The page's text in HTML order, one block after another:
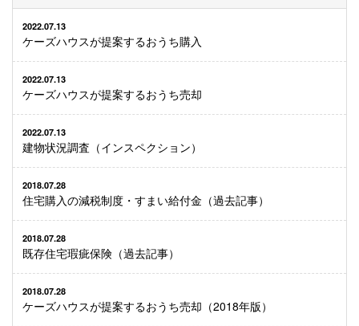
2022.07.13
ケーズハウスが提案するおうち購入
2022.07.13
ケーズハウスが提案するおうち売却
2022.07.13
建物状況調査（インスペクション）
2018.07.28
住宅購入の減税制度・すまい給付金（過去記事）
2018.07.28
既存住宅瑕疵保険（過去記事）
2018.07.28
ケーズハウスが提案するおうち売却（2018年版）